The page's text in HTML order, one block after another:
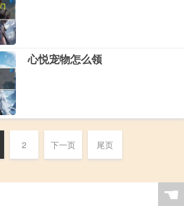
心悦宠物怎么领
2 下一页 尾页
☚